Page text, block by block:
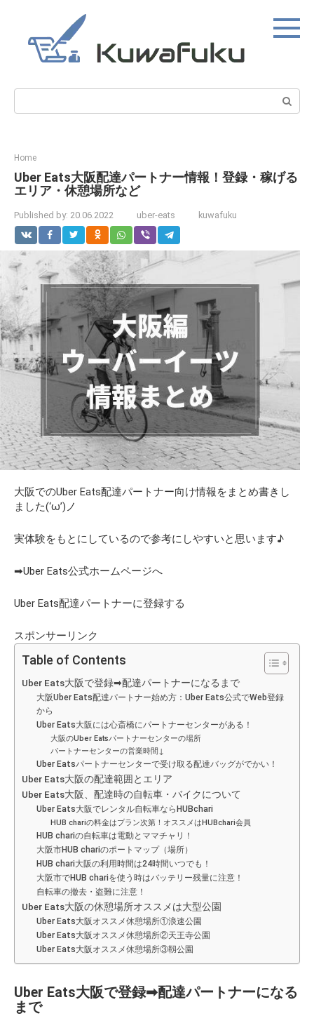
content
Search:
Home
Uber Eats大阪配達パートナー情報！登録・稼げる
エリア・休憩場所など
Published by: 20.06.2022 uber-eats kuwafuku
大阪でのUber Eats配達パートナー向け情報をまとめ書きし
ました(‘ω’)ノ
実体験をもとにしているので参考にしやすいと思います♪
➡Uber Eats公式ホームページへ
Uber Eats配達パートナーに登録する
スポンサーリンク
Table of Contents
Uber Eats大阪で登録➡配達パートナーになるまで
大阪Uber Eats配達パートナー始め方：Uber Eats公式でWeb登録
から
Uber Eats大阪には心斎橋にパートナーセンターがある！
大阪のUber Eatsパートナーセンターの場所
パートナーセンターの営業時間↓
Uber Eatsパートナーセンターで受け取る配達バッグがでかい！
Uber Eats大阪の配達範囲とエリア
Uber Eats大阪、配達時の自転車・バイクについて
Uber Eats大阪でレンタル自転車ならHUBchari
HUB chariの料金はプラン次第！オススメはHUBchari会員
HUB chariの自転車は電動とママチャリ！
大阪市HUB chariのポートマップ（場所）
HUB chari大阪の利用時間は24時間いつでも！
大阪市でHUB chariを使う時はバッテリー残量に注意！
自転車の撤去・盗難に注意！
Uber Eats大阪の休憩場所オススメは大型公園
Uber Eats大阪オススメ休憩場所①浪速公園
Uber Eats大阪オススメ休憩場所②天王寺公園
Uber Eats大阪オススメ休憩場所③靱公園
Uber Eats大阪で登録➡配達パートナーになる
まで